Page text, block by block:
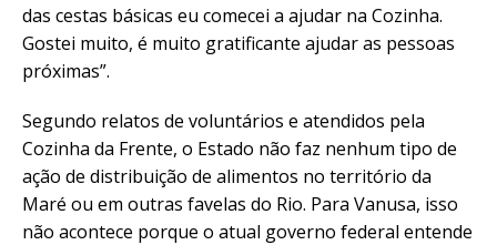
das cestas básicas eu comecei a ajudar na Cozinha.
Gostei muito, é muito gratificante ajudar as pessoas
próximas”.
Segundo relatos de voluntários e atendidos pela
Cozinha da Frente, o Estado não faz nenhum tipo de
ação de distribuição de alimentos no território da
Maré ou em outras favelas do Rio. Para Vanusa, isso
não acontece porque o atual governo federal entende